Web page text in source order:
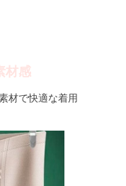
材感
材で快適な着用